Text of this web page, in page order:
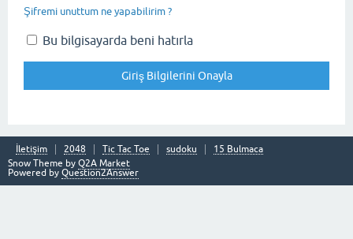
Şifremi unuttum ne yapabilirim ?
Bu bilgisayarda beni hatırla
İletişim 2048 Tic Tac Toe sudoku
15 Bulmaca
Snow Theme by Q2A Market
Powered by Question2Answer